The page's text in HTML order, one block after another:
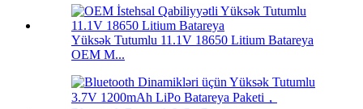
Yüksək Tutumlu 11.1V 18650 Litium Batareya
OEM M...